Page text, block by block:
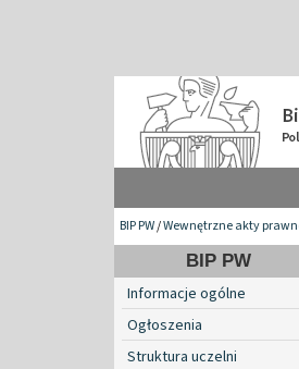
BIP PW/Wewnętrzne akty
BIP PW
Informacje ogólne
Ogłoszenia
Struktura uczelni